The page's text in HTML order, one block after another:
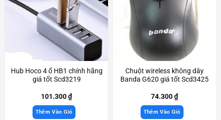
Hub Hoco 4 ổ HB1 chính hãng
giá tốt Scd3219
101.300₫
Thêm Vào Giỏ
Chuột wireless không dây
Banda G620 giá tốt Scd3425
74.300₫
Thêm Vào Giỏ